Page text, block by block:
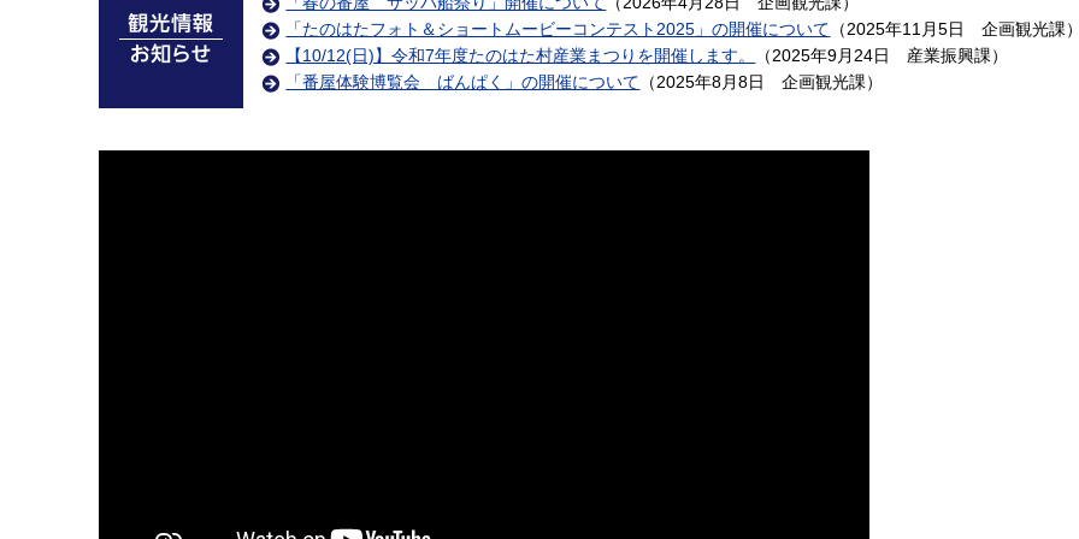
「たのはたフォト＆ショートムービーコンテスト2025」の開催について （2025年11月5日 企画観光課
【10/12(日)】令和7年度たのはた村産業まつりを開催します。
（2025年9月24日 産業振興課）
「番屋体験博覧会 ばんぱく」の開催について （2025年8月8日 企画観光課）